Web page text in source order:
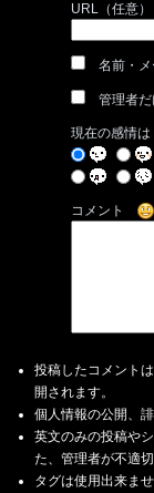
URL（任意）
名前・
管理者
現在の感情は
コメント
投稿したコメント
開されます。
個人情報の公開、
英文のみの投稿や
た、管理者が不適
タグは使用出来ませ